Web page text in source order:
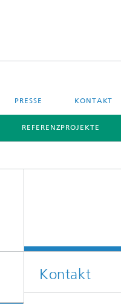
PRESSE KONTAKT
REFERENZPROJEKTE
Kontakt